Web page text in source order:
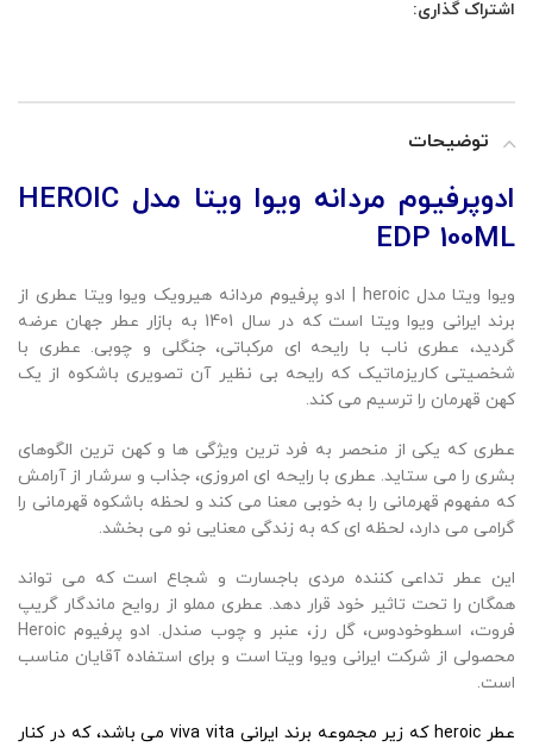
اشتراک گذاری:
توضیحات
ادوپرفیوم مردانه ویوا ویتا مدل HEROIC
EDP 100ML
ویوا ویتا مدل heroic | ادو پرفیوم مردانه هیرویک ویوا ویتا عطری از
برند ایرانی ویوا ویتا است که در سال 1401 به بازار عطر جهان عرضه
گردید، عطری ناب با رایحه ای مرکباتی، جنگلی و چوبی. عطری با
شخصیتی کاریزماتیک که رایحه بی نظیر آن تصویری باشکوه از یک
کهن قهرمان را ترسیم می کند.
عطری که یکی از منحصر به فرد ترین ویژگی ها و کهن ترین الگوهای
بشری را می ستاید. عطری با رایحه ای امروزی، جذاب و سرشار از آرامش
که مفهوم قهرمانی را به خوبی معنا می کند و لحظه باشکوه قهرمانی را
گرامی می دارد، لحظه ای که به زندگی معنایی نو می بخشد.
این عطر تداعی کننده مردی باجسارت و شجاع است که می تواند
همگان را تحت تاثیر خود قرار دهد. عطری مملو از روایح ماندگار گریپ
فروت، اسطوخودوس، گل رز، عنبر و چوب صندل. ادو پرفیوم Heroic
محصولی از شرکت ایرانی ویوا ویتا است و برای استفاده آقایان مناسب
است.
عطر heroic که زیر مجموعه برند ایرانی viva vita می باشد، که در کنار